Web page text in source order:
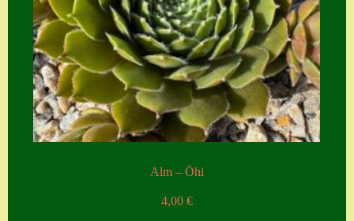
Seiten
Account
Allgemeine
Geschäftsbedingu
ngen
Alm – Öhi
4,00 €